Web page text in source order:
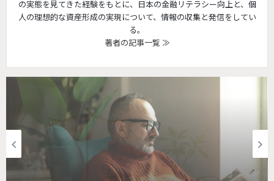
の実態を見てきた経験をもとに、日本の金融リテラシー向上と、個
人の理想的な資産形成の実現について、情報の収集と発信をしてい
る。
著者の記事一覧 ≫
投資情報
金融リテラシー | テンバガー株より “大きな
リターン”をくれたもの